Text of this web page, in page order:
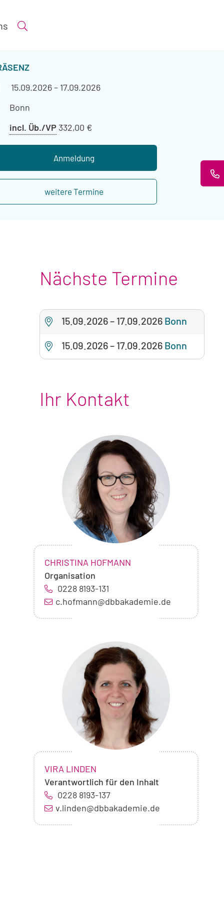
Suche öffnen
Veranstaltungszeitraum
15.09.2026– 17.09.2026
Veranstaltungsort
Bonn
incl. Üb./VP Preis
Übernachtung
332,00 €
Anmeldung
weitere Termine
Nächste Termine
15.09.2026– 17.09.2026 Bonn
15.09.2026– 17.09.2026 Bonn
Ihr Kontakt
Foto
von
Christina
Hofmann
NAME:
CHRISTINA HOFMANN
Organisation
0228 8193-131
c.hofmann@dbbakademie.de
Foto
von
Vira
Linden
NAME:
VIRA LINDEN
Verantwortlich für den Inhalt
0228 8193-137
v.linden@dbbakademie.de